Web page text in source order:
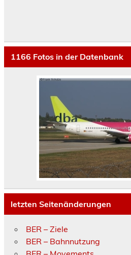
1166 Fotos in der Datenbank
letzten Seitenänderungen
BER – Ziele
BER – Bahnnutzung